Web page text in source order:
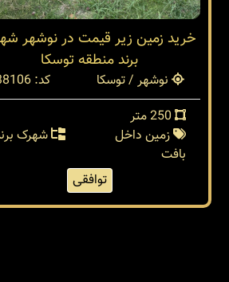
خرید زمین زیر قیمت در نوشهر
برند منطقه توسکا
نوشهر / توسکا
کد: 38106
زمین داخل
بافت
شهرک
توافقی